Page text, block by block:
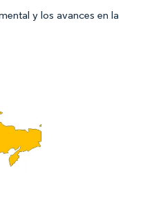
y los avances en la